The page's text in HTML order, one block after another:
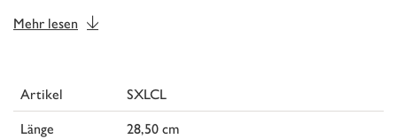
Mehr lesen
Artikel
SXLCL
Länge
28,50 cm